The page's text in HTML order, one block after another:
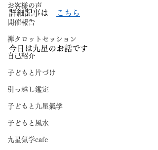
お客様の声
開催報告
禅タロットセッション
自己紹介
子どもと片づけ
引っ越し鑑定
子どもと九星氣学
子どもと風水
九星氣学cafe
詳細記事は こちら
今日は九星のお話です